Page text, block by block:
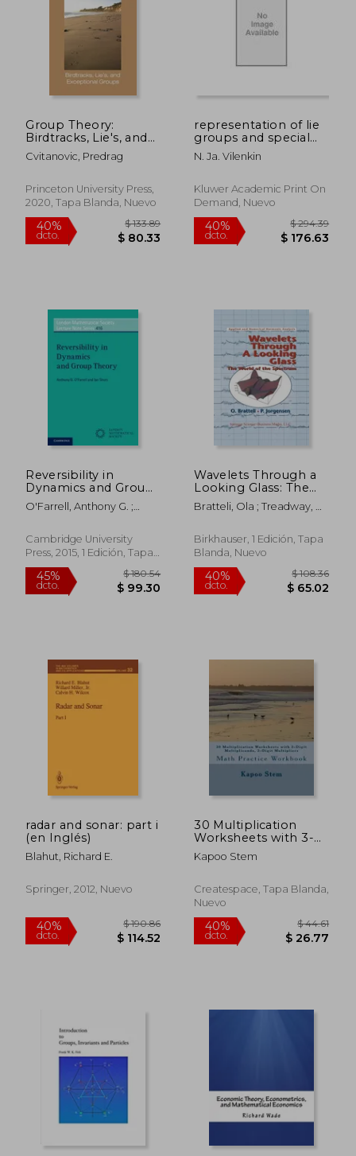
45%
dcto.
45%
dcto.
Group Theory:
Birdtracks, Lie's, and
Exceptional Groups
(en Inglés)
Cvitanovic, Predrag
Princeton University Press,
2020, Tapa Blanda, Nuevo
representation of lie
groups and special
functions
N. Ja. Vilenkin
Kluwer Academic Print On
Demand, Nuevo
40%
dcto. $
Reversibility in
Dynamics and Group
Theory (London
Mathematical Society
(en Inglés)
O'Farrell, Anthony G. ;
Cambridge University
Press, 2015, 1 Edición, Tapa
Blanda, Nuevo
45%
Wavelets Through a
Looking Glass: The
World of the
Spectrum (en Inglés)
Bratteli, Ola ; Treadway, B.
Birkhauser, 1 Edición, Tapa
Blanda, Nuevo
40%
radar and sonar: part i
(en Inglés)
Blahut, Richard E.
Springer, 2012, Nuevo
30 Multiplication
Worksheets with 3-
Digit Multiplicands, 3-
Digit Multipliers: Math
Volume 10 (30 Days
Math Multiplication
Kapoo Stem
Createspace, Tapa Blanda,
Nuevo